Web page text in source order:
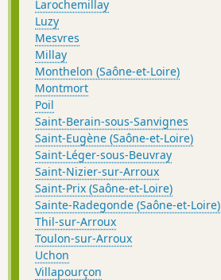
Larochemillay
Luzy
Mesvres
Millay
Monthelon (Saône-et-Loire)
Montmort
Poil
Saint-Berain-sous-Sanvignes
Saint-Eugène (Saône-et-Loire)
Saint-Léger-sous-Beuvray
Saint-Nizier-sur-Arroux
Saint-Prix (Saône-et-Loire)
Sainte-Radegonde (Saône-et-Loire)
Thil-sur-Arroux
Toulon-sur-Arroux
Uchon
Villapourçon